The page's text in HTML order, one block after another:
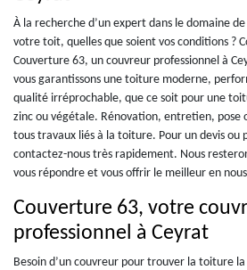
À la recherche d’un expert dans le domaine
votre toit, quelles que soient vos conditions ?
Couverture 63, un couvreur professionnel à
vous garantissons une toiture moderne,
qualité irréprochable, que ce soit pour une
zinc ou végétale. Rénovation, entretien, pose
tous travaux liés à la toiture. Pour un devis ou
contactez-nous très rapidement. Nous
vous répondre et vous offrir le meilleur en
Couverture 63, votre
professionnel à Ceyrat
Besoin d’un couvreur pour trouver la toiture